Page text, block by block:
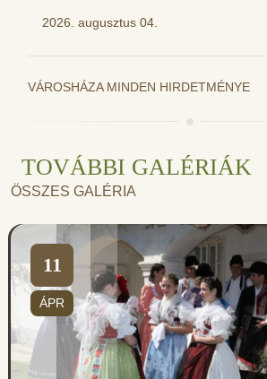
2026. augusztus 04.
VÁROSHÁZA MINDEN HIRDETMÉNYE
TOVÁBBI GALÉRIÁK
ÖSSZES GALÉRIA
11
ÁPR